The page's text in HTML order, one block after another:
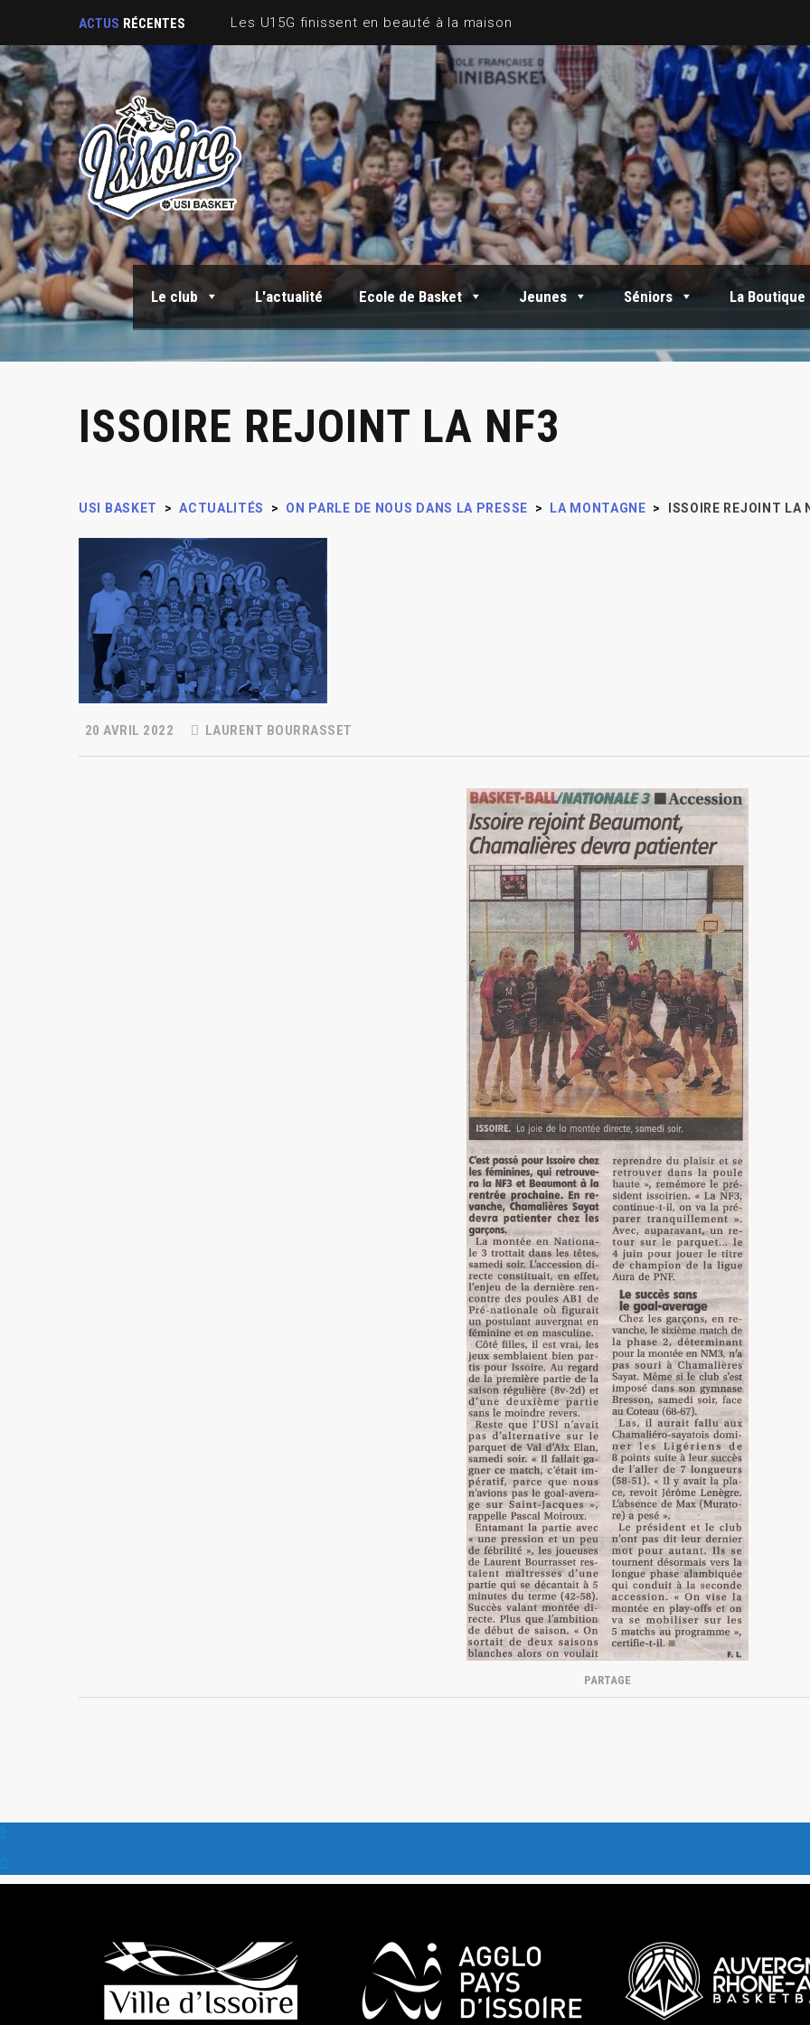
ACTUS RÉCENTES
Le club L'actualité Ecole de Basket Jeunes Séniors La Boutique
ISSOIRE REJOINT LA NF3
USI BASKET > ACTUALITÉS > ON PARLE DE NOUS DANS LA PRESSE > LA MONTAGNE > ISSOIRE REJOINT LA
20 AVRIL 2022 LAURENT BOURRASSET
PARTAGE